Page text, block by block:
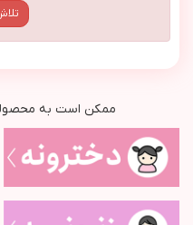
ممکن است به